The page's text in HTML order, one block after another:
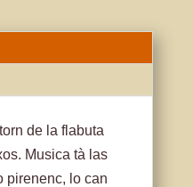
de la flabuta
Musica tà las
pirenenc, lo can